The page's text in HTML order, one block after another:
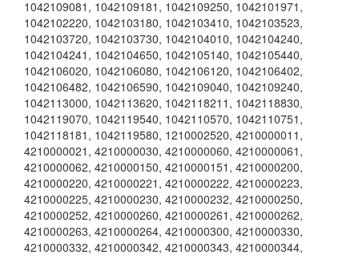
1042109081, 1042109181, 1042109250, 1042101971,
1042102220, 1042103180, 1042103410, 1042103523,
1042103720, 1042103730, 1042104010, 1042104240,
1042104241, 1042104650, 1042105140, 1042105440,
1042106020, 1042106080, 1042106120, 1042106402,
1042106482, 1042106590, 1042109040, 1042109240,
1042113000, 1042113620, 1042118211, 1042118830,
1042119070, 1042119540, 1042110570, 1042110751,
1042118181, 1042119580, 1210002520, 4210000011,
4210000021, 4210000030, 4210000060, 4210000061,
4210000062, 4210000150, 4210000151, 4210000200,
4210000220, 4210000221, 4210000222, 4210000223,
4210000225, 4210000230, 4210000232, 4210000250,
4210000252, 4210000260, 4210000261, 4210000262,
4210000263, 4210000264, 4210000300, 4210000330,
4210000332, 4210000342, 4210000343, 4210000344,